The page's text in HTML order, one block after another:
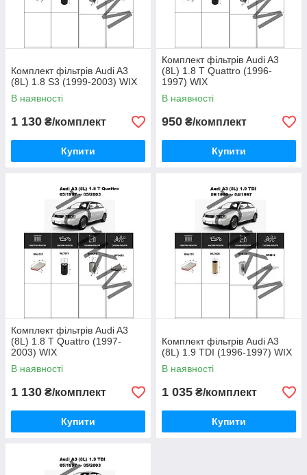
Комплект фільтрів Audi A3
(8L) 1.8 S3 (1999-2003) WIX
В наявності
1 130 ₴/комплект
Купити
Комплект фільтрів Audi A3
(8L) 1.8 T Quattro (1996-
1997) WIX
В наявності
950 ₴/комплект
Купити
Комплект фільтрів Audi A3
(8L) 1.8 T Quattro (1997-
2003) WIX
В наявності
1 130 ₴/комплект
Купити
Комплект фільтрів Audi A3
(8L) 1.9 TDI (1996-1997) WIX
В наявності
1 035 ₴/комплект
Купити